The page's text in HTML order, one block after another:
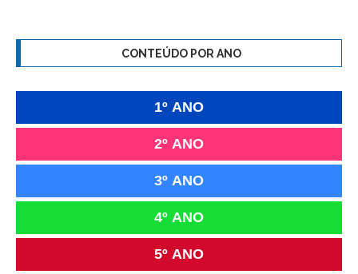
CONTEÚDO POR ANO
1º ANO
2º ANO
3º ANO
4º ANO
5º ANO